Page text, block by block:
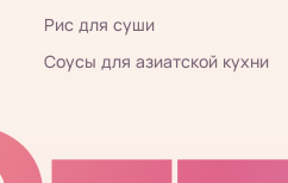
Рис для суши
Соусы для азиатской кухни